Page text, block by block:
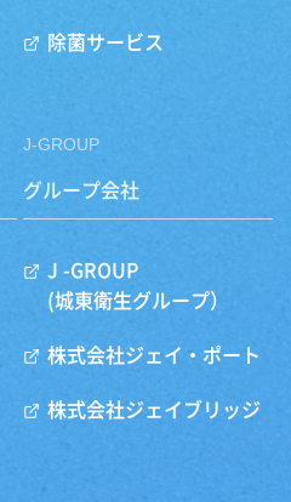
除菌サービス
J-GROUP
グループ会社
J -GROUP
(城東衛生グループ）
株式会社ジェイ・ポート
株式会社ジェイブリッジ